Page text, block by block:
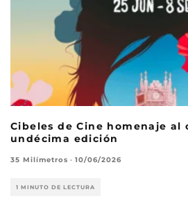
Cibeles de Cine homenaje al
undécima edición
35 Milímetros · 10/06/2026
1 MINUTO DE LECTURA